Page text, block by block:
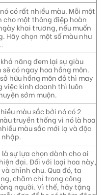
có rất nhiều màu. Mỗi một
cho một thông điệp hoàn
khai trương, nếu muốn
Hãy chọn một số màu như
năng đem lại sự giàu
có ngay hoa hồng môn.
hữu hồng môn đỏ thì may
việc kinh doanh thì luôn
sớm muộn.
màu sắc bởi nó có 2
truyền thống vì nó là hoa
màu sắc mới lạ và độc
sự lựa chọn dành cho ai
đại. Đối với loại hoa này,
chỉnh chu. Qua đó, ta
chăm chỉ trong công
người. Vì thế, hãy tặng